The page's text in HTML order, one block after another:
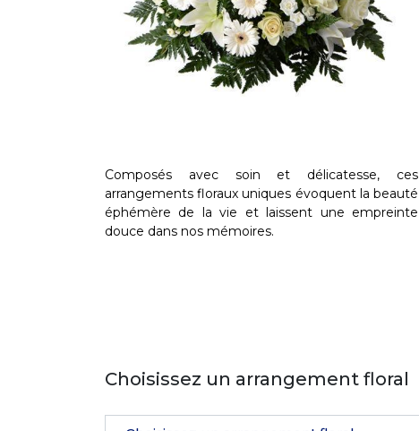
Composés avec soin et délicatesse, ces
arrangements floraux uniques évoquent la beauté
éphémère de la vie et laissent une empreinte
douce dans nos mémoires.
Choisissez un arrangement floral